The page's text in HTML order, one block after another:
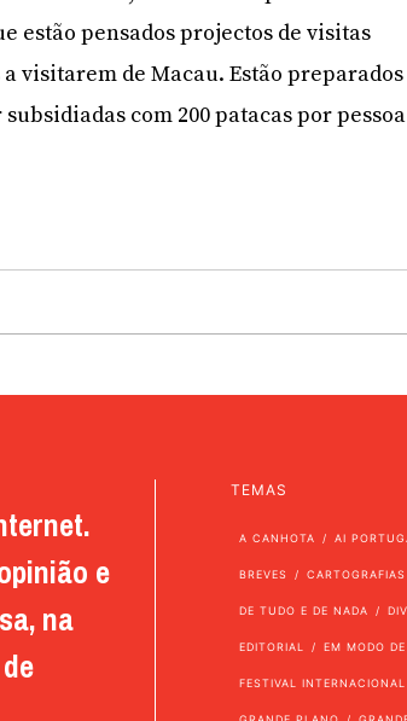
estão pensados projectos de visitas
visitarem de Macau. Estão preparados
com 200 patacas por
e
na
TEMAS
A CANHOTA AI
BREVES CARTOGRAFIAS
DE TUDO E DE NADA
EDITORIAL EM MODO
FESTIVAL